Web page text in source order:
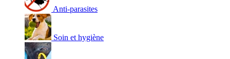
Anti-parasites
Soin et hygiène